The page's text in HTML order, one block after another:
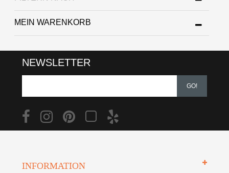
MEIN WARENKORB
NEWSLETTER
GO!
INFORMATION